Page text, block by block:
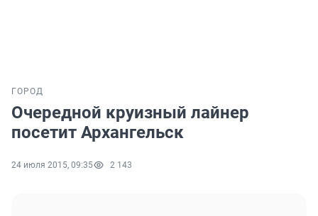
ГОРОД
Очередной круизный лайнер
посетит Архангельск
24 июля 2015, 09:35 2 143